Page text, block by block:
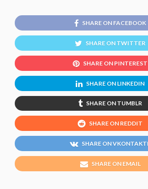
SHARE ON FACEBOOK
SHARE ON TWITTER
SHARE ON PINTEREST
SHARE ON LINKEDIN
SHARE ON TUMBLR
SHARE ON REDDIT
SHARE ON
SHARE ON EMAIL